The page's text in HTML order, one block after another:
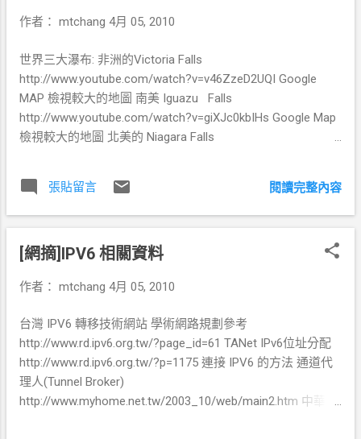
ithome這篇介紹的不錯
Google 的雲端怎麼玩？ 好像目前的用法就是雲端了...... 只是
很多人不知道他提供的功能還有多少而以
http://www.google.com/apps/intl/zh-
TW/business/index.html 這各式用來寫成是的，各種服務幾
乎都有開放 API 讓大家可以開發誠自己想要的。 至於
http://www.microsoft.com/windowsazure/ 但還是看不太懂
家公司大都是玩 storage 的模式，這個我實在看不出有啥特
色.... http://www.dropbox.com/ https://one.ubuntu.com/ 至於
流量很大的時候.... NoSQL 這或許是搭配的一種方式..maybe...
Distributed Key-Value Database
作者： mtchang 4月 05, 2010
世界三大瀑布: 非洲的Victoria Falls
http://www.youtube.com/watch?v=v46ZzeD2UQI Google
MAP 檢視較大的地圖 南美 Iguazu Falls
http://www.youtube.com/watch?v=giXJc0kbIHs Google Map
檢視較大的地圖 北美的 Niagara Falls
google map 好像也會準)，好像是 Victoria Falls 但是因為這
個瀑布 位於非洲中部在尚比亞及新巴威這個兩國的交界(新巴
達所以較少為人所知道。所以相對比較不知名。 至於亞洲最
像遜多了.... Google MAP 檢視較大的地圖
張貼留言 閱讀完整內容
[網摘]IPV6 相關資料
作者： mtchang 4月 05, 2010
台灣 IPV6 轉移技術網站 學術網路規劃參考
http://www.rd.ipv6.org.tw/?page_id=61 TANet IPv6位址分配
http://www.rd.ipv6.org.tw/?p=1175 連接 IPV6 的方法 通道代
理人(Tunnel Broker)
http://www.myhome.net.tw/2003_10/web/main2.htm 中華電